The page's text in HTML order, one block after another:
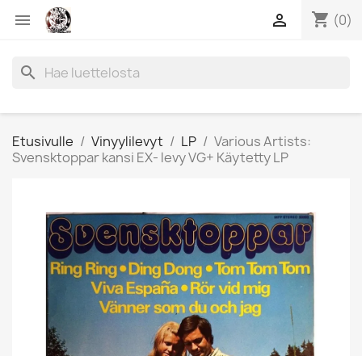
 shopping_cart (0)

search
Etusivulle Vinyylilevyt LP
Various Artists:
Svensktoppar kansi EX- levy VG+ Käytetty LP